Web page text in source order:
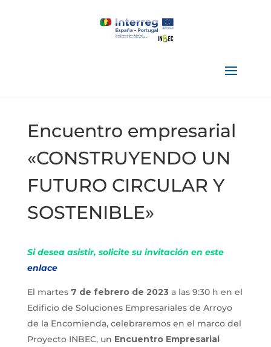
Encuentro empresarial
«CONSTRUYENDO UN
FUTURO CIRCULAR Y
SOSTENIBLE»
Si desea asistir, solicite su invitación en este
enlace
El martes 7 de febrero de 2023 a las 9:30 h en el
Edificio de Soluciones Empresariales de Arroyo
de la Encomienda, celebraremos en el marco del
Proyecto INBEC, un Encuentro Empresarial